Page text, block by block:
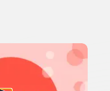
主持人或關鍵字